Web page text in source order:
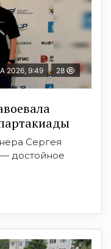
2026, 9:49 28
Сергея
— достойное